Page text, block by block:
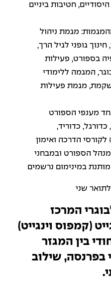
חטיבות ביניים
מגמת ניהול
גופני לגיל הרך,
בספורט, פעילות
המגמה ללימודי
מגמת פעילות
מענפי הספורט
כדוריד,
הדרכה ואימון
הספורט ובמבחני
במינימום נרשמים
שני
המרכז
(קמפוס וינגייט)
בין המגזר
בפרנסה, שילוב